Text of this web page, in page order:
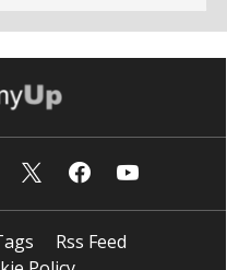
Rss Feed